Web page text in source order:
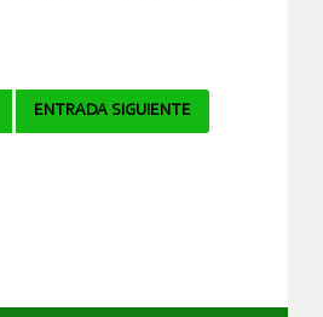
ENTRADA SIGUIENTE